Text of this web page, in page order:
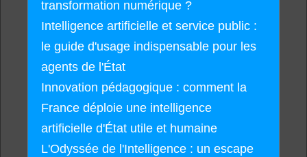
transformation numérique ?
Intelligence artificielle et service public :
le guide d'usage indispensable pour les
agents de l'État
Innovation pédagogique : comment la
France déploie une intelligence
artificielle d'État utile et humaine
L'Odyssée de l'Intelligence : un escape